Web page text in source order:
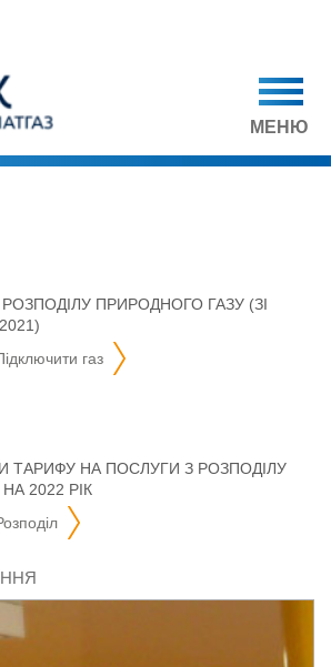
МЕНЮ
ПРИРОДНОГО ГАЗУ (ЗІ
підключити газ
ТАРИФУ НА ПОСЛУГИ З РОЗПОДІЛУ
2022 РІК
розподіл